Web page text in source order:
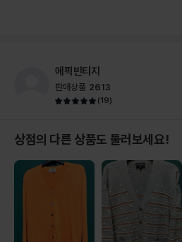
에픽빈티지
판매상품 2613
(19)
상점의 다른 상품도 둘러보세요!